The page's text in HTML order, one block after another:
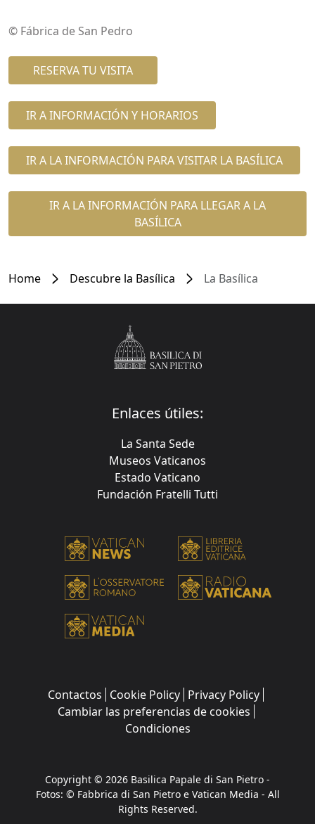
© Fábrica de San Pedro
RESERVA TU VISITA
IR A INFORMACIÓN Y HORARIOS
IR A LA INFORMACIÓN PARA VISITAR LA BASÍLICA
IR A LA INFORMACIÓN PARA LLEGAR A LA
BASÍLICA
Home Descubre la Basílica La Basílica
Enlaces útiles:
La Santa Sede
Museos Vaticanos
Estado Vaticano
Fundación Fratelli Tutti
Contactos Cookie Policy Privacy Policy
Cambiar las preferencias de cookies
Condiciones
Copyright © 2026 Basilica Papale di San Pietro -
Fotos: © Fabbrica di San Pietro e Vatican Media - All
Rights Reserved.